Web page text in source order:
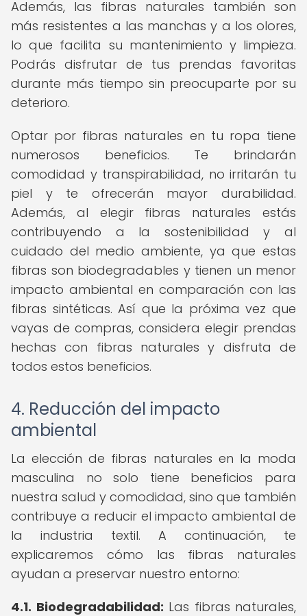
Además, las fibras naturales también son
más resistentes a las manchas y a los olores,
lo que facilita su mantenimiento y limpieza.
Podrás disfrutar de tus prendas favoritas
durante más tiempo sin preocuparte por su
deterioro.
Optar por fibras naturales en tu ropa tiene
numerosos beneficios. Te brindarán
comodidad y transpirabilidad, no irritarán tu
piel y te ofrecerán mayor durabilidad.
Además, al elegir fibras naturales estás
contribuyendo a la sostenibilidad y al
cuidado del medio ambiente, ya que estas
fibras son biodegradables y tienen un menor
impacto ambiental en comparación con las
fibras sintéticas. Así que la próxima vez que
vayas de compras, considera elegir prendas
hechas con fibras naturales y disfruta de
todos estos beneficios.
4. Reducción del impacto
ambiental
La elección de fibras naturales en la moda
masculina no solo tiene beneficios para
nuestra salud y comodidad, sino que también
contribuye a reducir el impacto ambiental de
la industria textil. A continuación, te
explicaremos cómo las fibras naturales
ayudan a preservar nuestro entorno:
4.1. Biodegradabilidad: Las fibras naturales,